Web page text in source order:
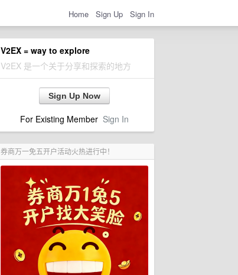
Home Sign Up Sign In
V2EX = way to explore
V2EX 是一个关于分享和探索的地方
Sign Up Now
For Existing Member Sign In
券商万一免五开户活动火热进行中！